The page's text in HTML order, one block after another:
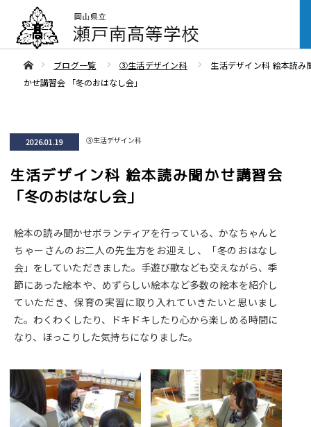
ああホームブログ一覧 ③生活デザイン科
生活デザイン科 絵本読み
かせ講習会 「冬のおはなし会」
2026.01.19 ③生活デザイン科
生活デザイン科 絵本読み聞かせ講習会
「冬のおはなし会」
絵本の読み聞かせボランティアを行っている、かなちゃんと
ちゃーさんのお二人の先生方をお迎えし、「冬のおはなし
会」をしていただきました。手遊び歌なども交えながら、季
節にあった絵本や、めずらしい絵本など多数の絵本を紹介し
ていただき、保育の実習に取り入れていきたいと思いまし
た。わくわくしたり、ドキドキしたり心から楽しめる時間に
なり、ほっこりした気持ちになりました。